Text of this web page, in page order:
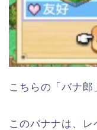
こちらの「バナ郎
このバナナは、